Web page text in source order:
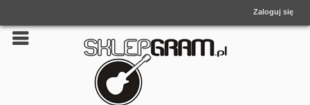
Zaloguj się